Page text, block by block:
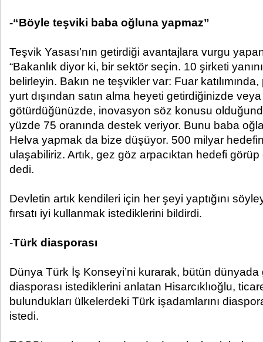
-“Böyle teşviki baba oğluna yapmaz”
Teşvik Yasası’nın getirdiği avantajlara vurgu
“Bakanlık diyor ki, bir sektör seçin. 10 şirketi
belirleyin. Bakın ne teşvikler var: Fuar
yurt dışından satın alma heyeti getirdiğinizde veya
götürdüğünüzde, inovasyon söz konusu
yüzde 75 oranında destek veriyor. Bunu baba
Helva yapmak da bize düşüyor. 500 milyar
ulaşabiliriz. Artık, gez göz arpacıktan hedefi
dedi.
Devletin artık kendileri için her şeyi yaptığını
fırsatı iyi kullanmak istediklerini bildirdi.
-Türk diasporası
Dünya Türk İş Konseyi’ni kurarak, bütün
diasporası istediklerini anlatan Hisarcıklıoğlu,
bulundukları ülkelerdeki Türk işadamlarını
istedi.